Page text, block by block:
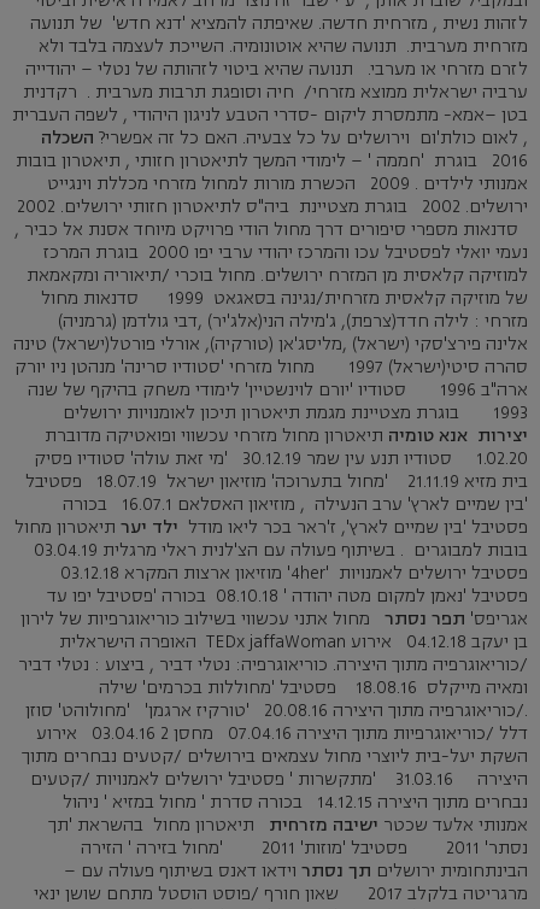
לזהות נשית , מזרחית חדשה. שאיפתה להמציא 'דנא חדש' של תנועה
מזרחית מערבית. תנועה שהיא אוטונומיה. השייכת לעצמה בלבד ולא
לזרם מזרחי או מערבי. תנועה שהיא ביטוי לזהותה של נטלי – יהודייה
ערביה ישראלית ממוצא מזרחי/ חיה וסופגת תרבות מערבית . רקדנית
בטן –אמא- מתמסרת ליקום -סדרי הטבע לניגון היהודי , לשפה העברית
, לאום כולת'ום וירושלים על כל צבעיה. האם כל זה אפשרי? השכלה
2016 בוגרת 'חממה ' – לימודי המשך לתיאטרון חזותי , תיאטרון בובות
אמנותי לילדים . 2009 הכשרת מורות למחול מזרחי מכללת וינגייט
ירושלים. 2002 בוגרת מצטיינת ביה"ס לתיאטרון חזותי ירושלים. 2002
סדנאות מספרי סיפורים דרך מחול הודי פרויקט מיוחד אסנת אל כביר ,
נעמי יואלי לפסטיבל עכו והמרכז יהודי ערבי יפו 2000 בוגרת המרכז
למוזיקה קלאסית מן המזרח ירושלים. מחול בוכרי /תיאוריה ומקאמאת
של מוזיקה קלאסית מזרחית/נגינה בסאגאט 1999 סדנאות מחול
מזרחי : לילה חדד(צרפת), ג'מילה הני(אלג'יר) ,דבי גולדמן (גרמניה)
אלינה פירצ'סקי (ישראל) ,מליסג'אן (טורקיה), אורלי פורטל(ישראל) טינה
סהרה סיטי(ישראל) 1997 מחול מזרחי 'סטודיו סרינה' מנהטן ניו יורק
ארה"ב 1996 סטודיו 'יורם לוינשטיין' לימודי משחק בהיקף של שנה
1993 בוגרת מצטיינת מגמת תיאטרון תיכון לאומנויות ירושלים
יצירות אנא טומיה תיאטרון מחול מזרחי עכשווי ופואטיקה מדוברת
1.02.20 סטודיו תנע עין שמר 30.12.19 'מי זאת עולה' סטודיו פסיק
בית מזיא 21.11.19 'מחול בתערוכה' מוזיאון ישראל 18.07.19 פסטיבל
'בין שמיים לארץ' ערב הנעילה , מוזיאון האסלאם 16.07.1 בכורה
פסטיבל 'בין שמיים לארץ', ז'ראר בכר ליאו מודל ילד יער תיאטרון מחול
פסטיבל 'נאמן למקום מטה יהודה ' 08.10.18 בכורה 'פסטיבל יפו עד
אגריפס' תפר נסתר מחול אתני עכשווי בשילוב כוריאוגרפיות של לירון
בן יעקב 04.12.18 אירוע TEDx jaffaWoman האופרה הישראלית
/כוריאוגרפיה מתוך היצירה. כוריאוגרפיה: נטלי דביר , ביצוע : נטלי דביר
ומאיה מייקלס 18.08.16 פסטיבל 'מחוללות בכרמים' שילה
./כוריאוגרפיה מתוך היצירה 20.08.16 'טורקיז ארגמן' 'מחולוהט' סוזן
דלל /כוריאוגרפיות מתוך היצירה 07.04.16 מחסן 2 03.04.16 אירוע
השקת יעל-בית ליוצרי מחול עצמאים בירושלים /קטעים נבחרים מתוך
היצירה 31.03.16 'מתקשרות ' פסטיבל ירושלים לאמנויות /קטעים
נבחרים מתוך היצירה 14.12.15 בכורה סדרת ' מחול במזיא ' ניהול
אמנותי אלעד שכטר ישיבה מזרחית תיאטרון מחול בהשראת 'תך
נסתר' 2011 פסטיבל 'מוזות' 2011 'מחול בזירה ' הזירה
הבינתחומית ירושלים תך נסתר וידאו דאנס בשיתוף פעולה עם –
מרגריטה בלקלב 2017 שאון חורף /פוסט הוסטל מתחם שושן ינאי